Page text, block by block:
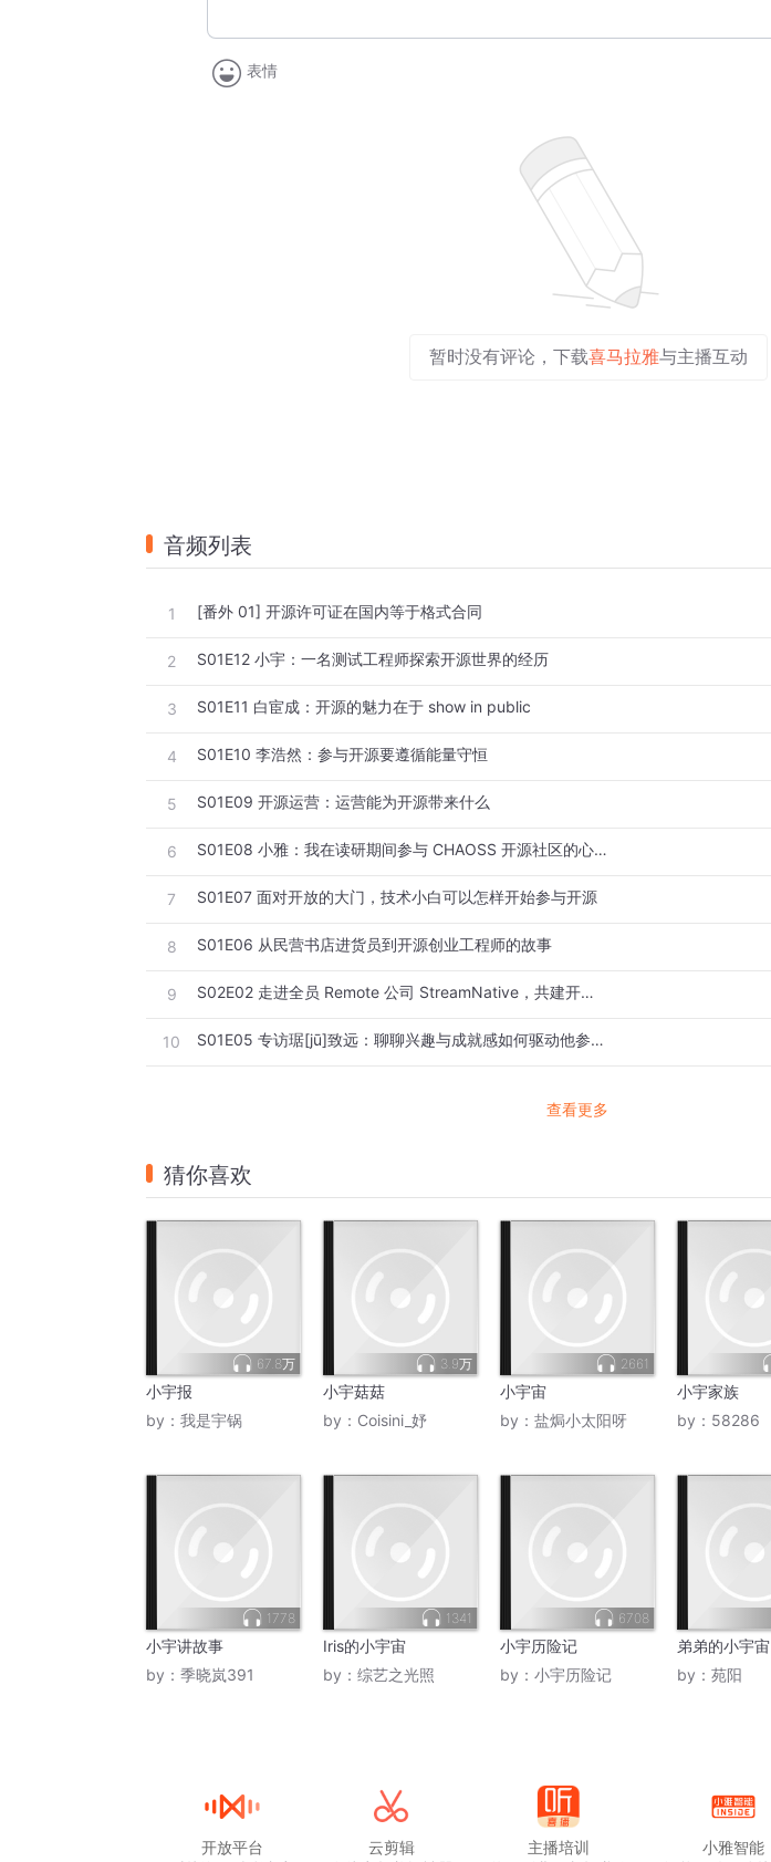
31:12 作为测试可以为开源项目提交单元测试代码
33:28 开源参与者有哪些方法可以更好地提高自己的英语水平
表情
暂时没有评论，下载喜马拉雅与主播互动
音频列表
1 [番外 01] 开源许可证在国内等于格式合同
2 S01E12 小宇：一名测试工程师探索开源世界的经历
3 S01E11 白宦成：开源的魅力在于 show in public
4 S01E10 李浩然：参与开源要遵循能量守恒
5 S01E09 开源运营：运营能为开源带来什么
6 S01E08 小雅：我在读研期间参与 CHAOSS 开源社区的心路经历
7 S01E07 面对开放的大门，技术小白可以怎样开始参与开源
8 S01E06 从民营书店进货员到开源创业工程师的故事
9 S02E02 走进全员 Remote 公司 StreamNative，共建开源乐园
10 S01E05 专访琚[jū]致远：聊聊兴趣与成就感如何驱动他参与开源社区
查看更多
猜你喜欢
67.8万
小宇报
by： 我是宇锅
3.9万
小宇菇菇
by： Coisini_妤
2661
小宇宙
by： 盐焗小太阳呀
小宇家族
by： 58286
1778
小宇讲故事
by： 季晓岚391
1341
Iris的小宇宙
by： 综艺之光照
6708
小宇历险记
by： 小宇历险记
弟弟的小宇宙
by： 苑阳
开放平台
云剪辑
主播培训
小雅智能